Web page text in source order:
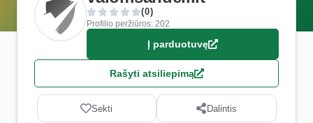
(0)
Profilio peržiūros: 202
Į parduotuvę
Rašyti atsiliepimą
Sekti Dalintis